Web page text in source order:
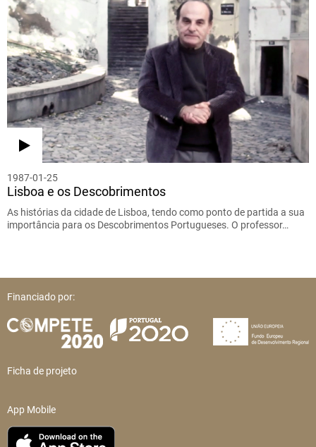
1987-01-25
Lisboa e os Descobrimentos
As histórias da cidade de Lisboa, tendo como ponto de partida a sua
importância para os Descobrimentos Portugueses. O professor…
Financiado por:
Ficha de projeto
App Mobile